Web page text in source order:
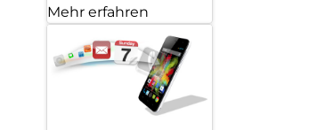
Mehr erfahren